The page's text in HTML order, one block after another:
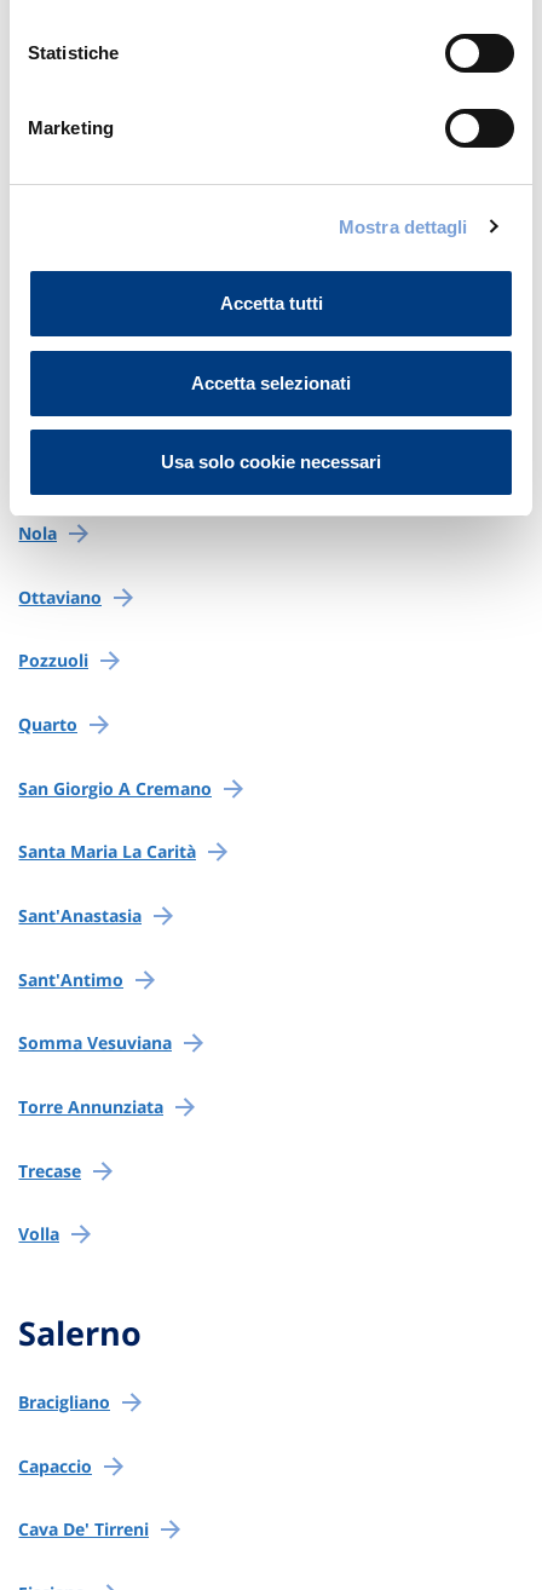
Statistiche
Marketing
Mostra dettagli
Accetta tutti
Accetta selezionati
Usa solo cookie necessari
Ischia
Marigliano
Nola
Ottaviano
Pozzuoli
Quarto
San Giorgio A Cremano
Santa Maria La Carità
Sant'Anastasia
Sant'Antimo
Somma Vesuviana
Torre Annunziata
Trecase
Volla
Salerno
Bracigliano
Capaccio
Cava De' Tirreni